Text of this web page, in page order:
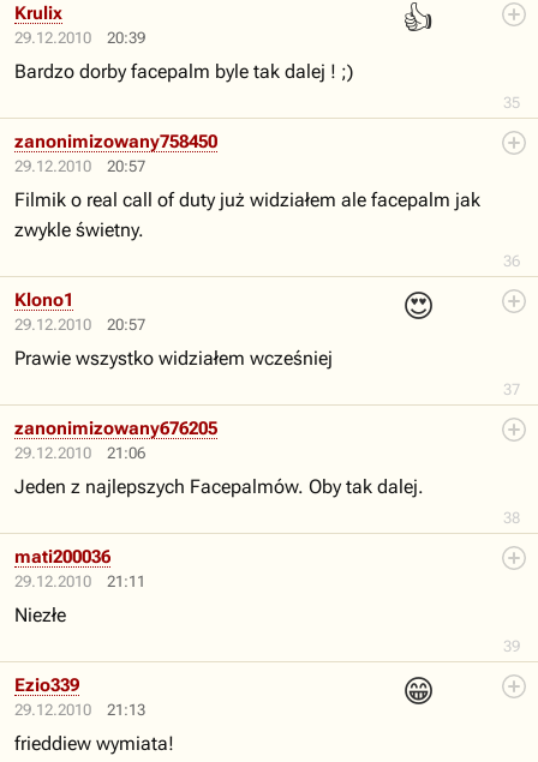
29.12.2010 20:39
👍
35
Krulix
Bardzo dorby facepalm byle tak dalej ! ;)
29.12.2010 20:57
36
zanonimizowany758450
Filmik o real call of duty już widziałem ale facepalm jak
zwykle świetny.
29.12.2010 20:57
😍
37
Klono1
Prawie wszystko widziałem wcześniej
29.12.2010 21:06
38
zanonimizowany676205
Jeden z najlepszych Facepalmów. Oby tak dalej.
29.12.2010 21:11
39
mati200036
Niezłe
29.12.2010 21:13
😁
Ezio339
frieddiew wymiata!